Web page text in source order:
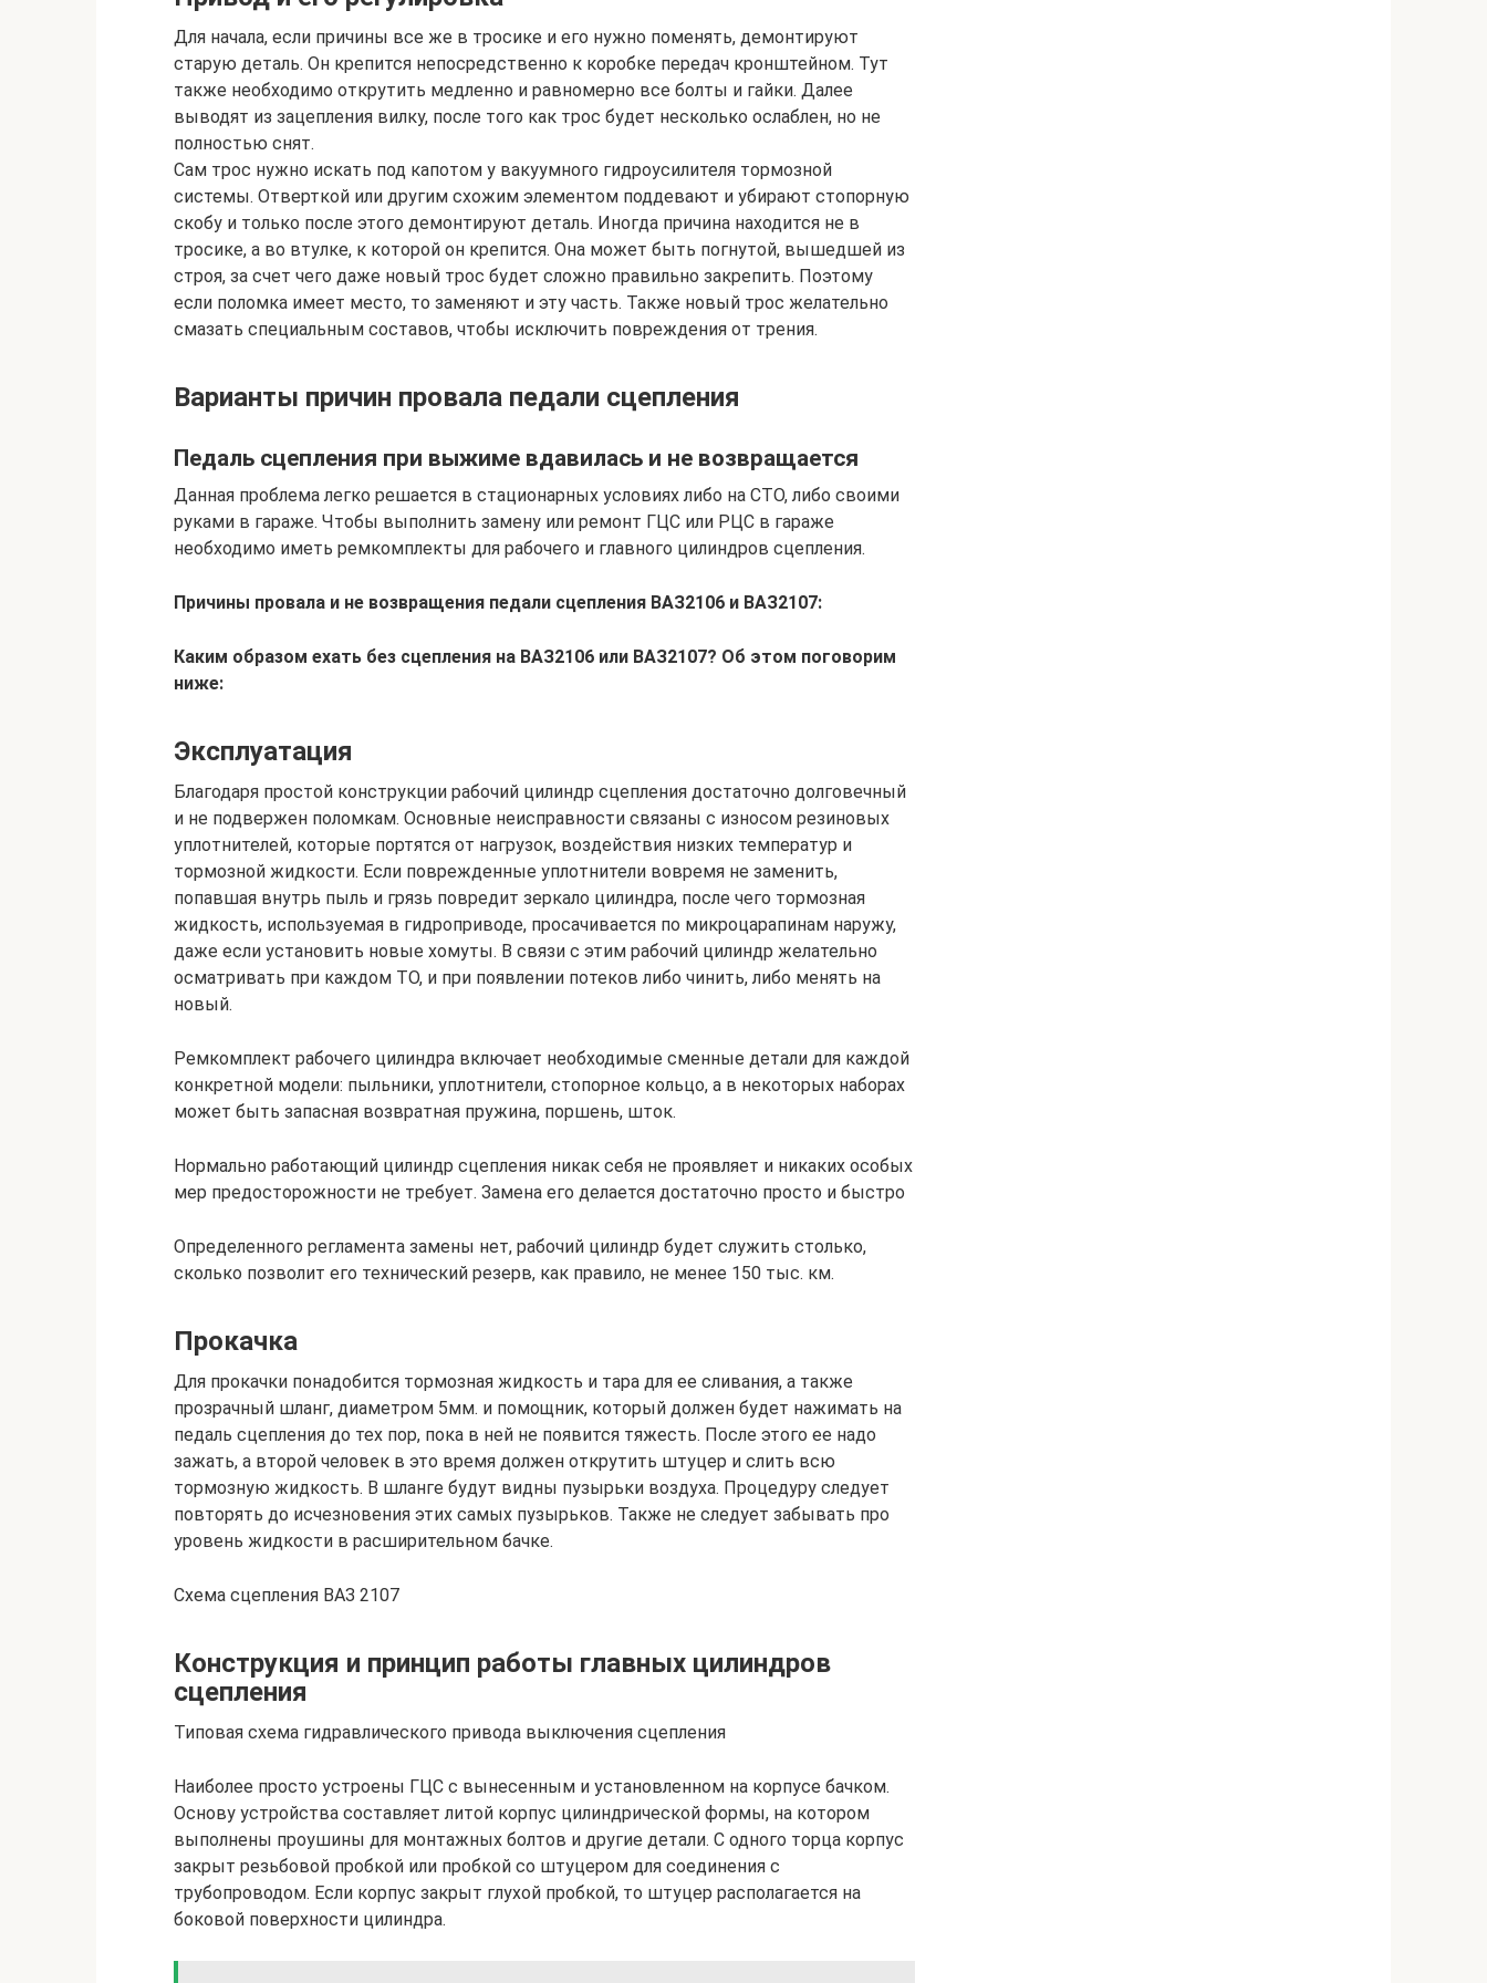
Для начала, если причины все же в тросике и его нужно поменять, демонтируют
старую деталь. Он крепится непосредственно к коробке передач кронштейном. Тут
также необходимо открутить медленно и равномерно все болты и гайки. Далее
выводят из зацепления вилку, после того как трос будет несколько ослаблен, но не
полностью снят.
Сам трос нужно искать под капотом у вакуумного гидроусилителя тормозной
системы. Отверткой или другим схожим элементом поддевают и убирают стопорную
скобу и только после этого демонтируют деталь. Иногда причина находится не в
тросике, а во втулке, к которой он крепится. Она может быть погнутой, вышедшей из
строя, за счет чего даже новый трос будет сложно правильно закрепить. Поэтому
если поломка имеет место, то заменяют и эту часть. Также новый трос желательно
смазать специальным составов, чтобы исключить повреждения от трения.
Варианты причин провала педали сцепления
Педаль сцепления при выжиме вдавилась и не возвращается
Данная проблема легко решается в стационарных условиях либо на СТО, либо своими
руками в гараже. Чтобы выполнить замену или ремонт ГЦС или РЦС в гараже
необходимо иметь ремкомплекты для рабочего и главного цилиндров сцепления.
Причины провала и не возвращения педали сцепления ВАЗ2106 и ВАЗ2107:
Каким образом ехать без сцепления на ВАЗ2106 или ВАЗ2107? Об этом поговорим
ниже:
Эксплуатация
Благодаря простой конструкции рабочий цилиндр сцепления достаточно долговечный
и не подвержен поломкам. Основные неисправности связаны с износом резиновых
уплотнителей, которые портятся от нагрузок, воздействия низких температур и
тормозной жидкости. Если поврежденные уплотнители вовремя не заменить,
попавшая внутрь пыль и грязь повредит зеркало цилиндра, после чего тормозная
жидкость, используемая в гидроприводе, просачивается по микроцарапинам наружу,
даже если установить новые хомуты. В связи с этим рабочий цилиндр желательно
осматривать при каждом ТО, и при появлении потеков либо чинить, либо менять на
новый.
Ремкомплект рабочего цилиндра включает необходимые сменные детали для каждой
конкретной модели: пыльники, уплотнители, стопорное кольцо, а в некоторых наборах
может быть запасная возвратная пружина, поршень, шток.
Нормально работающий цилиндр сцепления никак себя не проявляет и никаких особых
мер предосторожности не требует. Замена его делается достаточно просто и быстро
Определенного регламента замены нет, рабочий цилиндр будет служить столько,
сколько позволит его технический резерв, как правило, не менее 150 тыс. км.
Прокачка
Для прокачки понадобится тормозная жидкость и тара для ее сливания, а также
прозрачный шланг, диаметром 5мм. и помощник, который должен будет нажимать на
педаль сцепления до тех пор, пока в ней не появится тяжесть. После этого ее надо
зажать, а второй человек в это время должен открутить штуцер и слить всю
тормозную жидкость. В шланге будут видны пузырьки воздуха. Процедуру следует
повторять до исчезновения этих самых пузырьков. Также не следует забывать про
уровень жидкости в расширительном бачке.
Схема сцепления ВАЗ 2107
Конструкция и принцип работы главных цилиндров
сцепления
Типовая схема гидравлического привода выключения сцепления
Наиболее просто устроены ГЦС с вынесенным и установленном на корпусе бачком.
Основу устройства составляет литой корпус цилиндрической формы, на котором
выполнены проушины для монтажных болтов и другие детали. С одного торца корпус
закрыт резьбовой пробкой или пробкой со штуцером для соединения с
трубопроводом. Если корпус закрыт глухой пробкой, то штуцер располагается на
боковой поверхности цилиндра.